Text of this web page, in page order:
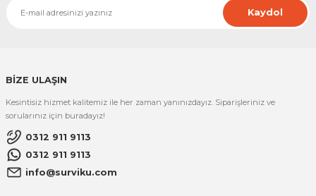
Kaydol
BİZE ULAŞIN
Kesintisiz hizmet kalitemiz ile her zaman yanınızdayız. Siparişleriniz ve
sorularınız için buradayız!
0312 911 9113
0312 911 9113
info@surviku.com